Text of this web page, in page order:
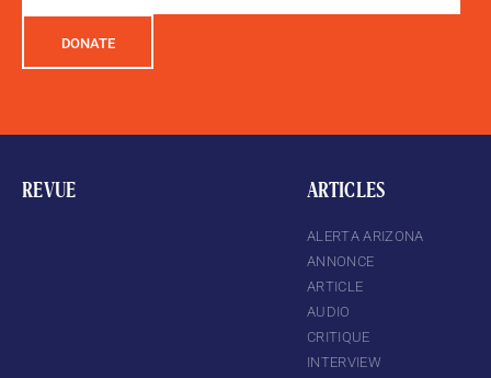
DONATE
REVUE ARTICLES
ALERTA ARIZONA
ANNONCE
ARTICLE
AUDIO
CRITIQUE
INTERVIEW